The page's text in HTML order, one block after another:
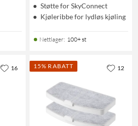
Støtte for SkyConnect
Kjøleribbe for lydløs kjøling
Nettlager: 100+ st
16 15% RABATT 12